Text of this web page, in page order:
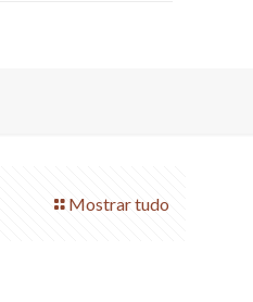
Mostrar tudo